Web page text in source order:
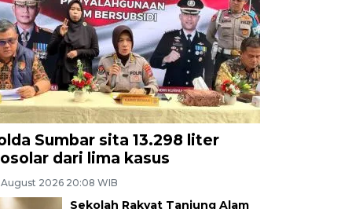
Sumbar sita 13.298 liter
dari lima kasus
2026 20:08 WIB
Sekolah Rakyat Tanjung Alam